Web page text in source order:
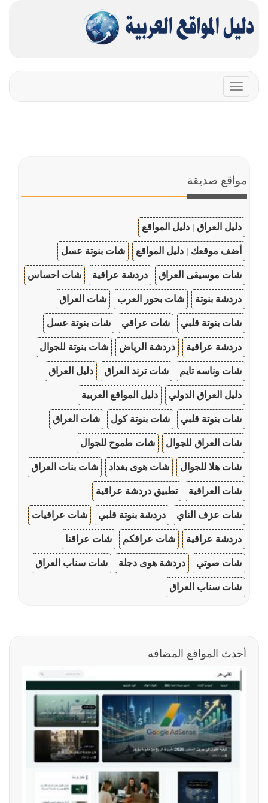
Toggle
navigation
مواقع صديقة
دليل العراق | دليل المواقع
أضف موقعك | دليل المواقع شات بنوتة عسل
شات موسيقى العراق دردشة عراقية شات احساس
دردشة بنوتة شات بحور العرب شات العراق
شات بنوتة قلبي شات عراقي شات بنوتة عسل
دردشة عراقية دردشة الرياض شات بنوتة للجوال
شات وناسه تايم شات ترند العراق دليل العراق
دليل العراق الدولي دليل المواقع العربية
شات بنوتة قلبي شات بنوتة كول شات العراق
شات العراق للجوال شات طموح للجوال
شات هلا للجوال شات هوى بغداد شات بنات العراق
شات العراقية تطبيق دردشة عراقية
شات عزف الناي دردشة بنوتة قلبي شات عراقيات
دردشة عراقية شات عراقكم شات عراقنا
شات صوتي دردشة هوى دجلة شات سناب العراق
شات سناب العراق
أحدث المواقع المضافه